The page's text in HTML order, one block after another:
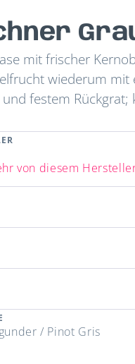
mit frischer
wiederum mit
festem
von diesem
/ Pinot Gris